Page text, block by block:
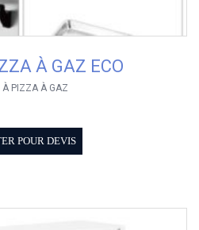
À GAZ ECO
À PIZZA À GAZ
POUR DEVIS